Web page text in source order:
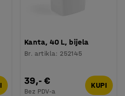
Kanta, 40 L, bijela
Br. artikla: 252145
39,- €
Bez PDV-a
KUPI